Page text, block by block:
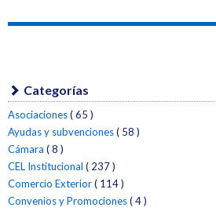
Categorías
Asociaciones( 65 )
Ayudas y subvenciones( 58 )
Cámara ( 8 )
CEL Institucional ( 237 )
Comercio Exterior( 114 )
Convenios y Promociones( 4 )